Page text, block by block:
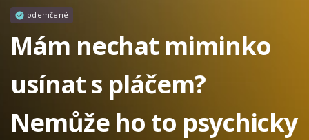
odemčené
Mám nechat miminko
usínat s pláčem?
Nemůže ho to psychicky